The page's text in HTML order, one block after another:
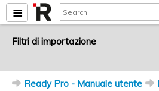
Filtri di importazione
Ready Pro - Manuale utente